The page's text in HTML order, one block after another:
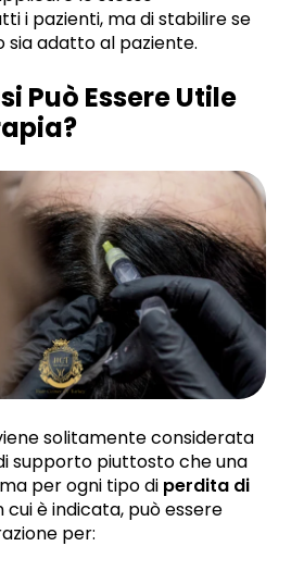
i pazienti, ma di stabilire se
adatto al paziente.
Può Essere Utile
solitamente considerata
supporto piuttosto che una
per ogni tipo di perdita di
cui è indicata, può essere
per: